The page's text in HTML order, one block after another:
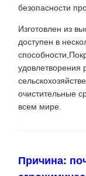
безопасности
Изготовлен из
доступен в
удовлетворения
очистительные
всем мире.
Причина: